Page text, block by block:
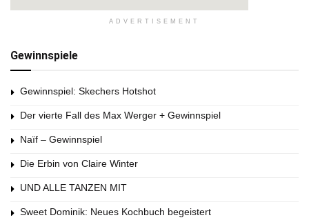
ADVERTISEMENT
Gewinnspiele
Gewinnspiel: Skechers Hotshot
Der vierte Fall des Max Werger + Gewinnspiel
Naïf – Gewinnspiel
Die Erbin von Claire Winter
UND ALLE TANZEN MIT
Sweet Dominik: Neues Kochbuch begeistert